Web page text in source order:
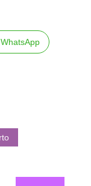
WhatsApp